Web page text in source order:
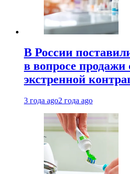
В России
в вопросе продажи
экстренной
3 года ago2 года ago